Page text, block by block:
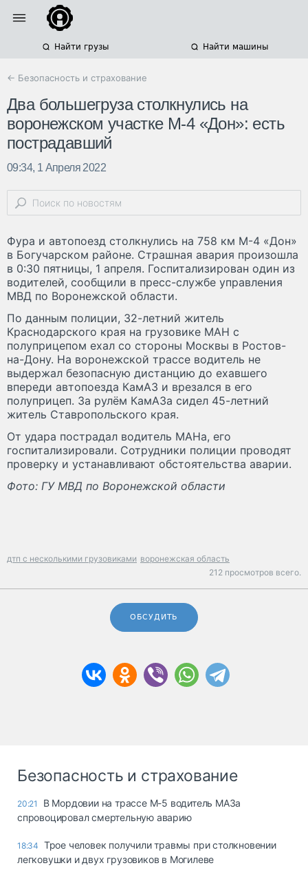
Найти грузы Найти машины
← Безопасность и страхование
Два большегруза столкнулись на
воронежском участке М-4 «Дон»: есть
пострадавший
09:34, 1 Апреля 2022
Фура и автопоезд столкнулись на 758 км М-4 «Дон»
в Богучарском районе. Страшная авария произошла
в 0:30 пятницы, 1 апреля. Госпитализирован один из
водителей, сообщили в пресс-службе управления
МВД по Воронежской области.
По данным полиции, 32-летний житель
Краснодарского края на грузовике МАН с
полуприцепом ехал со стороны Москвы в Ростов-
на-Дону. На воронежской трассе водитель не
выдержал безопасную дистанцию до ехавшего
впереди автопоезда КамАЗ и врезался в его
полуприцеп. За рулём КамАЗа сидел 45-летний
житель Ставропольского края.
От удара пострадал водитель МАНа, его
госпитализировали. Сотрудники полиции проводят
проверку и устанавливают обстоятельства аварии.
Фото: ГУ МВД по Воронежской области
дтп с несколькими грузовиками воронежская область
212 просмотров всего.
ОБСУДИТЬ
Безопасность и страхование
20:21
В Мордовии на трассе М-5 водитель МАЗа
спровоцировал смертельную аварию
18:34 Трое человек получили травмы при столкновении
легковушки и двух грузовиков в Могилеве